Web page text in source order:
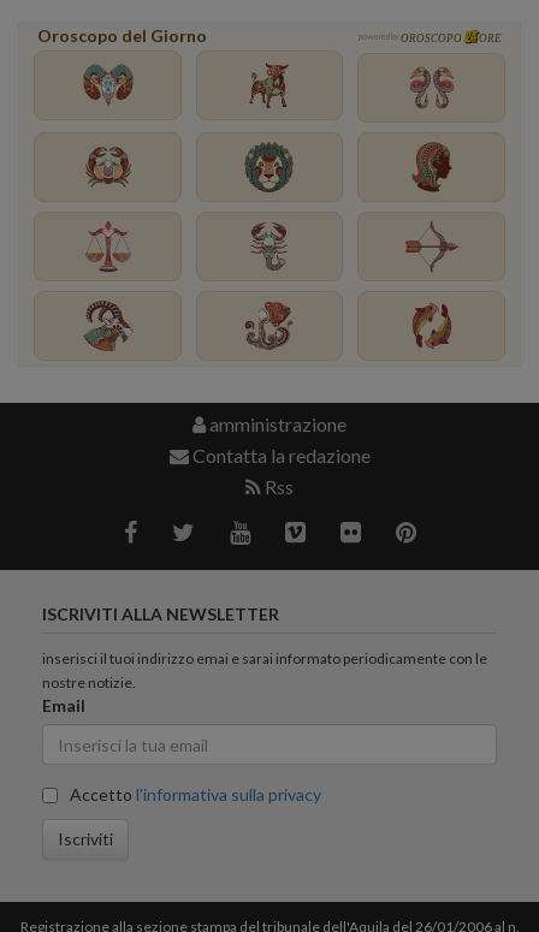
Oroscopo del Giorno powered by OROSCOPO ORE
amministrazione
Contatta la redazione
Rss
ISCRIVITI ALLA NEWSLETTER
inserisci il tuoi indirizzo emai e sarai informato periodicamente con le
nostre notizie.
Email
Accetto l'informativa sulla privacy
Iscriviti
Registrazione alla sezione stampa del tribunale dell'Aquila del 26/01/2006 al n.